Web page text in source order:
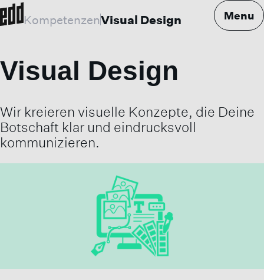
Menu
KompetenzenVisual Design
Visual Design
Wir kreieren visuelle Konzepte, die Deine
Botschaft klar und eindrucksvoll
kommunizieren.